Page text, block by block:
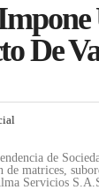
De
de
matrices,
Servicios